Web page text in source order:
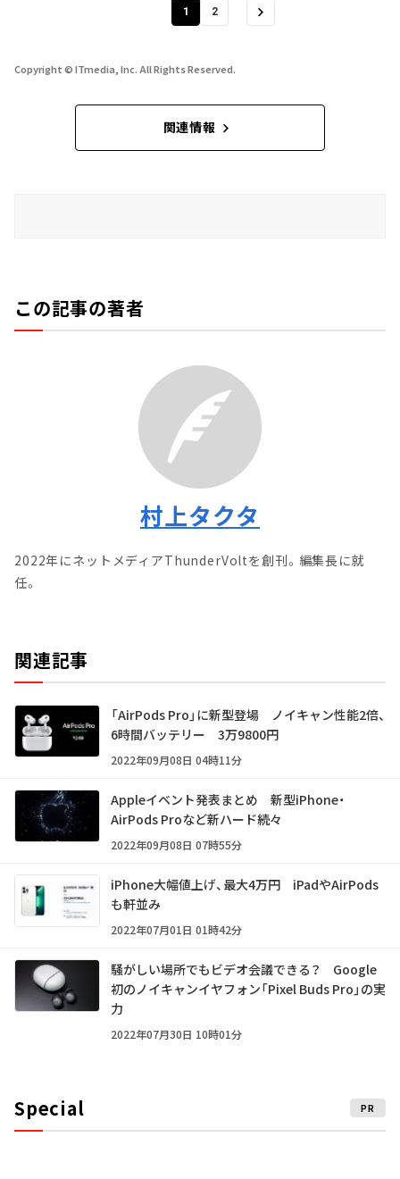
1 2
Copyright © ITmedia, Inc. All Rights Reserved.
関連情報
この記事の著者
村上タクタ
2022年にネットメディアThunderVoltを創刊。編集長に就
任。
関連記事
「AirPods Pro」に新型登場 ノイキャン性能2倍、
6時間バッテリー 3万9800円
2022年09月08日 04時11分
Appleイベント発表まとめ 新型iPhone・
AirPods Proなど新ハード続々
2022年09月08日 07時55分
iPhone大幅値上げ、最大4万円 iPadやAirPods
も軒並み
2022年07月01日 01時42分
騒がしい場所でもビデオ会議できる？ Google
初のノイキャンイヤフォン「Pixel Buds Pro」の実
力
2022年07月30日 10時01分
Special PR